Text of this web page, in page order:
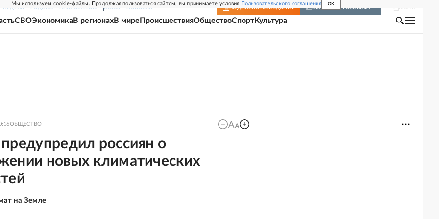
Мы используем cookie-файлы. Продолжая пользоваться сайтом, вы принимаете условия Пользовательского соглашения OK
НЕДЕЛЯ РОДИНА ПРИЛОЖЕНИЯ СОЮЗ НОВОСТИ ПОДПИСКА НА ИЗДАНИЕ ВКЛЮЧИТЬ РАССЫЛКУ
СВОЭкономикаВ регионахВ мире ПроисшествияОбществоСпортКультура
ОБЩЕСТВО
россиян о
новых климатических
на Земле